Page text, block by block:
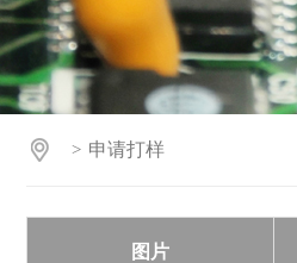
> 申请打样
图片